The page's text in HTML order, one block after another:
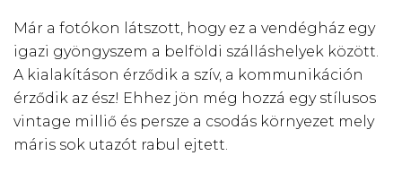
Már a fotókon látszott, hogy ez a vendégház egy
igazi gyöngyszem a belföldi szálláshelyek között.
A kialakításon érződik a szív, a kommunikáción
érződik az ész! Ehhez jön még hozzá egy stílusos
vintage milliő és persze a csodás környezet mely
máris sok utazót rabul ejtett.